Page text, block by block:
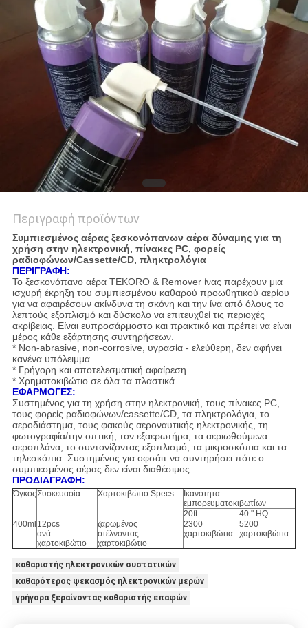
Περιγραφή προϊόντων
Συμπιεσμένος αέρας ξεσκονόπανων αέρα δύναμης για τη
χρήση στην ηλεκτρονική, πίνακες PC, φορείς
ραδιοφώνων/Cassette/CD, πληκτρολόγια
ΠΕΡΙΓΡΑΦΗ:
Το ξεσκονόπανο αέρα TEKORO & Remover ίνας παρέχουν μια
ισχυρή έκρηξη του συμπιεσμένου καθαρού προωθητικού αερίου
για να αφαιρέσουν ακίνδυνα τη σκόνη και την ίνα από όλους το
λεπτούς εξοπλισμό και δύσκολο να επιτευχθεί τις περιοχές
ακρίβειας. Είναι ευπροσάρμοστο και πρακτικό και πρέπει να είναι
μέρος κάθε εξάρτησης συντηρήσεων.
* Non-abrasive, non-corrosive, υγρασία - ελεύθερη, δεν αφήνει
κανένα υπόλειμμα
* Γρήγορη και αποτελεσματική αφαίρεση
* Χρηματοκιβώτιο σε όλα τα πλαστικά
ΕΦΑΡΜΟΓΕΣ:
Συστημένος για τη χρήση στην ηλεκτρονική, τους πίνακες PC,
τους φορείς ραδιοφώνων/cassette/CD, τα πληκτρολόγια, το
αεροδιάστημα, τους φακούς αεροναυτικής ηλεκτρονικής, τη
φωτογραφία/την οπτική, τον εξαερωτήρα, τα αεριωθούμενα
αεροπλάνα, το συντονίζοντας εξοπλισμό, τα μικροσκόπια και τα
τηλεσκόπια. Συστημένος για οφσάιτ να συντηρήσει πότε ο
συμπιεσμένος αέρας δεν είναι διαθέσιμος
ΠΡΟΔΙΑΓΡΑΦΗ:
ΌγκοςΣυσκευασία Χαρτοκιβώτιο Specs.
Ικανότητα
εμπορευματοκιβωτίων
20ft
40 " HQ
400ml 12pcs
ανά
χαρτοκιβώτιο
ζαρωμένος
στέλνοντας
χαρτοκιβώτιο
2300
χαρτοκιβώτια
5200
χαρτοκιβώτια
καθαριστής ηλεκτρονικών συστατικών
καθαρότερος ψεκασμός ηλεκτρονικών μερών
γρήγορα ξεραίνοντας καθαριστής επαφών